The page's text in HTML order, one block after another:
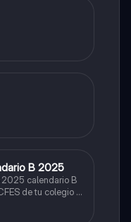
B 2025
calendario B
de tu colegio y
aquella